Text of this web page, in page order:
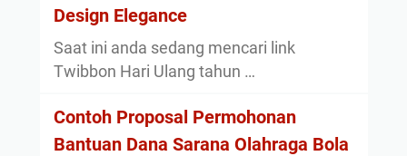
Design Elegance
Saat ini anda sedang mencari link
Twibbon Hari Ulang tahun …
Contoh Proposal Permohonan
Bantuan Dana Sarana Olahraga Bola